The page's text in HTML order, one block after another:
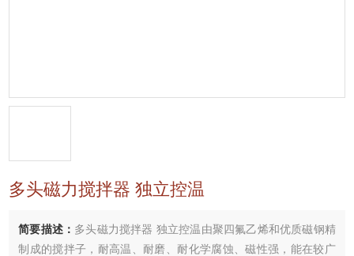
多头磁力搅拌器 独立控温
简要描述： 多头磁力搅拌器 独立控温由聚四氟乙烯和优质磁钢精
制成的搅拌子，耐高温、耐磨、耐化学腐蚀、磁性强，能在较广